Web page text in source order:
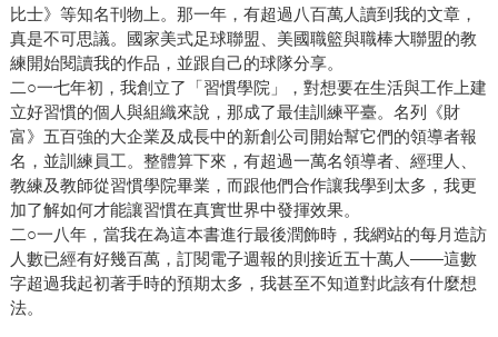
比士》等知名刊物上。那一年，有超過八百萬人讀到我的文章，
真是不可思議。國家美式足球聯盟、美國職籃與職棒大聯盟的教
練開始閱讀我的作品，並跟自己的球隊分享。
二○一七年初，我創立了「習慣學院」，對想要在生活與工作上建
立好習慣的個人與組織來說，那成了最佳訓練平臺。名列《財
富》五百強的大企業及成長中的新創公司開始幫它們的領導者報
名，並訓練員工。整體算下來，有超過一萬名領導者、經理人、
教練及教師從習慣學院畢業，而跟他們合作讓我學到太多，我更
加了解如何才能讓習慣在真實世界中發揮效果。
二○一八年，當我在為這本書進行最後潤飾時，我網站的每月造訪
人數已經有好幾百萬，訂閱電子週報的則接近五十萬人——這數
字超過我起初著手時的預期太多，我甚至不知道對此該有什麼想
法。